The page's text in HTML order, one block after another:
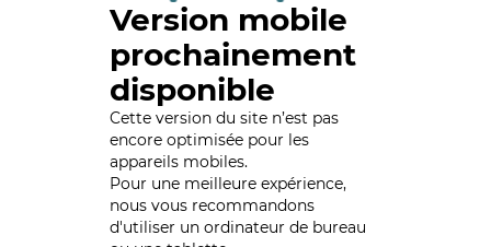
Version mobile
prochainement
disponible
Cette version du site n’est pas
encore optimisée pour les
appareils mobiles.
Pour une meilleure expérience,
nous vous recommandons
d'utiliser un ordinateur de bureau